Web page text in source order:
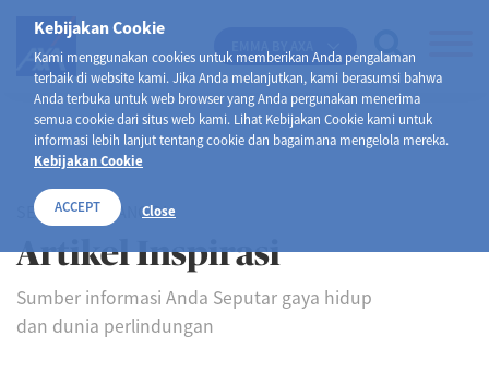
Kebijakan Cookie
Kami menggunakan cookies untuk memberikan Anda pengalaman
terbaik di website kami. Jika Anda melanjutkan, kami berasumsi bahwa
Anda terbuka untuk web browser yang Anda pergunakan menerima
semua cookie dari situs web kami. Lihat Kebijakan Cookie kami untuk
informasi lebih lanjut tentang cookie dan bagaimana mengelola mereka.
Kebijakan Cookie
ACCEPT Close
SELAMAT DATANG DI
Artikel Inspirasi
Sumber informasi Anda Seputar gaya hidup
dan dunia perlindungan